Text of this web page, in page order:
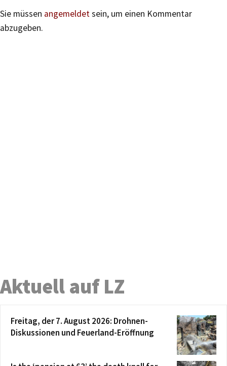
Sie müssen angemeldetsein, um einen Kommentar
abzugeben.
Aktuell auf LZ
Freitag, der 7. August 2026: Drohnen-
Diskussionen und Feuerland-Eröffnung